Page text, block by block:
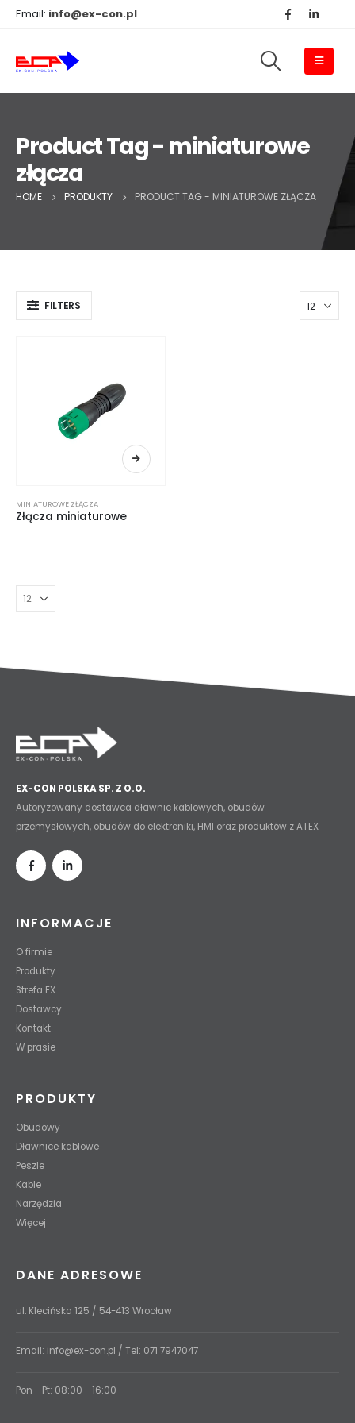
Email: info@ex-con.pl
Product Tag - miniaturowe
złącza
HOME PRODUKTY PRODUCT TAG - MINIATUROWE ZŁĄCZA
FILTERS
MINIATUROWE ZŁĄCZA
Złącza miniaturowe
EX-CON POLSKA SP. Z O.O.
Autoryzowany dostawca dławnic kablowych, obudów
przemysłowych, obudów do elektroniki, HMI oraz produktów z ATEX
INFORMACJE
O firmie
Produkty
Strefa EX
Dostawcy
Kontakt
W prasie
PRODUKTY
Obudowy
Dławnice kablowe
Peszle
Kable
Narzędzia
Więcej
DANE ADRESOWE
ul. Klecińska 125 / 54-413 Wrocław
Email: info@ex-con.pl / Tel: 071 7947047
Pon - Pt: 08:00 - 16:00